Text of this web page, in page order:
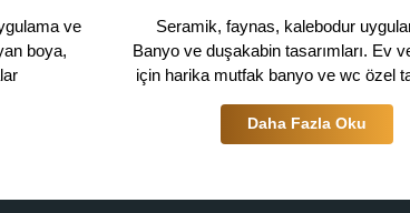
ve
boya,
Seramik, faynas, kalebodur
Banyo ve duşakabin tasarımları. Ev
için harika mutfak banyo ve wc özel
Daha Fazla Oku